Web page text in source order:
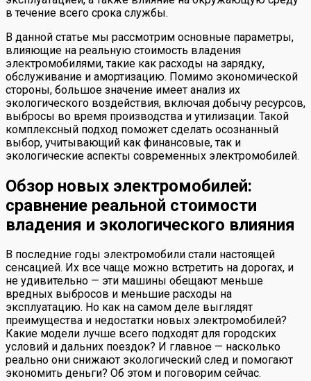
в течение всего срока службы.
В данной статье мы рассмотрим основные параметры,
влияющие на реальную стоимость владения
электромобилями, такие как расходы на зарядку,
обслуживание и амортизацию. Помимо экономической
стороны, большое значение имеет анализ их
экологического воздействия, включая добычу ресурсов,
выбросы во время производства и утилизации. Такой
комплексный подход поможет сделать осознанный
выбор, учитывающий как финансовые, так и
экологические аспекты современных электромобилей.
Обзор новых электромобилей:
сравнение реальной стоимости
владения и экологического влияния
В последние годы электромобили стали настоящей
сенсацией. Их все чаще можно встретить на дорогах, и
не удивительно — эти машины обещают меньше
вредных выбросов и меньшие расходы на
эксплуатацию. Но как на самом деле выглядят
преимущества и недостатки новых электромобилей?
Какие модели лучше всего подходят для городских
условий и дальних поездок? И главное — насколько
реально они снижают экологический след и помогают
экономить деньги? Об этом и поговорим сейчас.